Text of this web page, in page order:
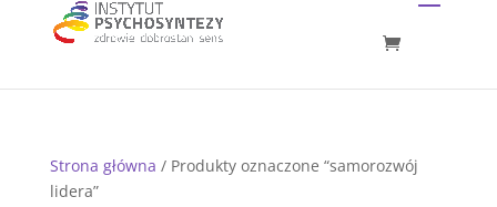
Strona główna / Produkty oznaczone “samorozwój
lidera”